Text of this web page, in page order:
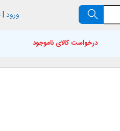
ورود |
درخواست کالای ناموجود